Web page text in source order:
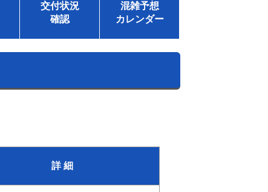
交付状況
確認
混雑予想
カレンダー
詳 細